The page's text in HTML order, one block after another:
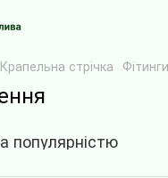
Крапельна стрічка
популярністю